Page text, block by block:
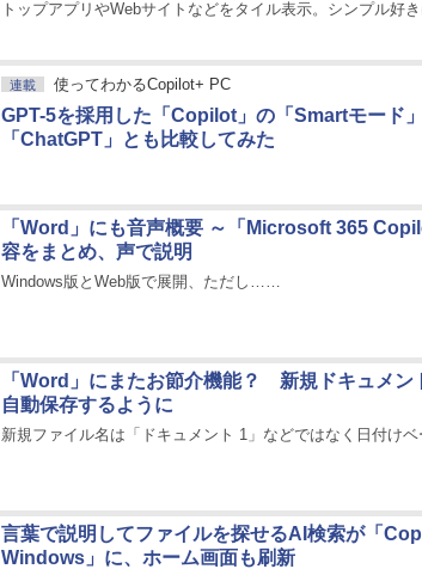
トップアプリやWebサイトなどをタイル表示。シンプル好
連載 使ってわかるCopilot+ PC
GPT-5を採用した「Copilot」の「Smartモード
「ChatGPT」とも比較してみた
「Word」にも音声概要 ～「Microsoft 365
容をまとめ、声で説明
Windows版とWeb版で展開、ただし……
「Word」にまたお節介機能？ 新規ドキュメン
自動保存するように
新規ファイル名は「ドキュメント 1」などではなく日付けベ
言葉で説明してファイルを探せるAI検索が「
Windows」に、ホーム画面も刷新